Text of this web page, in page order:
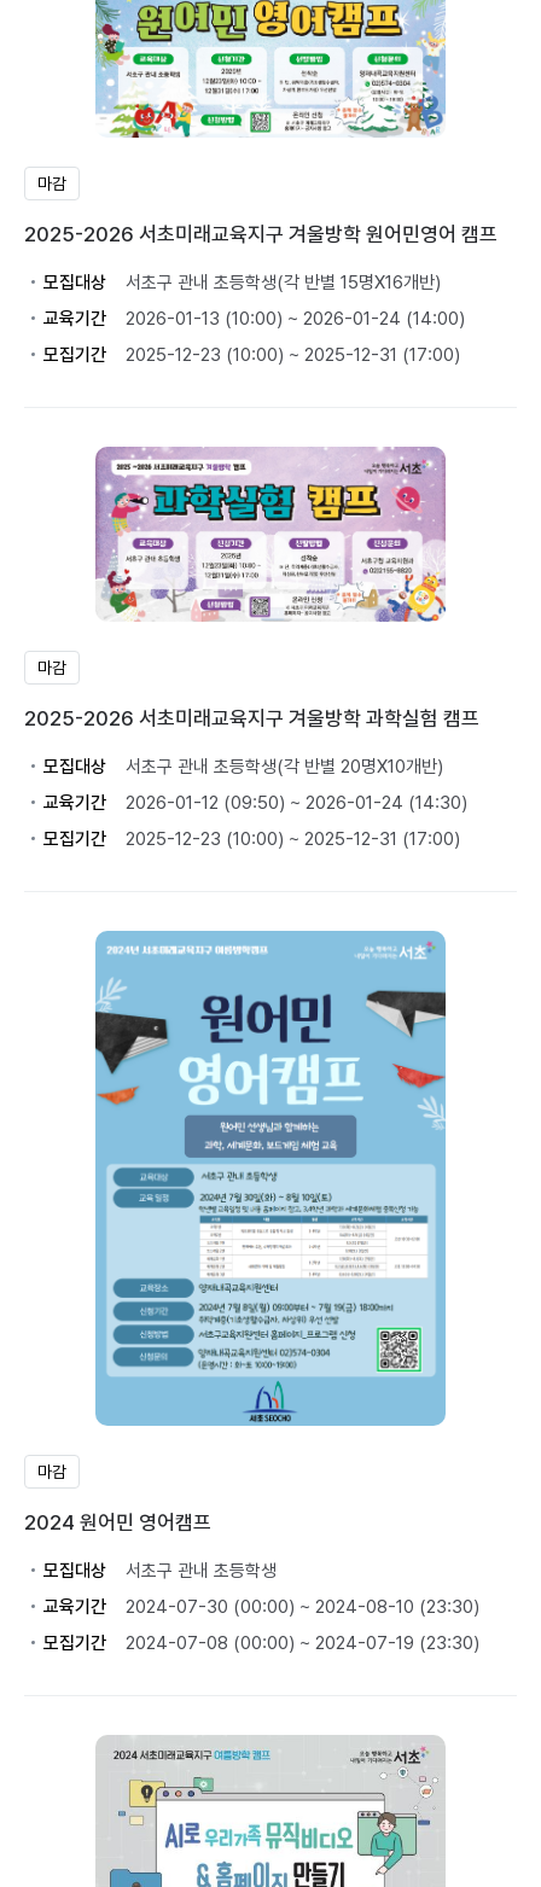
마감
2025-2026 서초미래교육지구 겨울방학 원어민영어 캠프
모집대상
서초구 관내 초등학생(각 반별 15명X16개반)
교육기간
2026-01-13 (10:00) ~ 2026-01-24 (14:00)
모집기간
2025-12-23 (10:00) ~ 2025-12-31 (17:00)
마감
2025-2026 서초미래교육지구 겨울방학 과학실험 캠프
모집대상
서초구 관내 초등학생(각 반별 20명X10개반)
교육기간
2026-01-12 (09:50) ~ 2026-01-24 (14:30)
모집기간
2025-12-23 (10:00) ~ 2025-12-31 (17:00)
마감
2024 원어민 영어캠프
모집대상
서초구 관내 초등학생
교육기간
2024-07-30 (00:00) ~ 2024-08-10 (23:30)
모집기간
2024-07-08 (00:00) ~ 2024-07-19 (23:30)